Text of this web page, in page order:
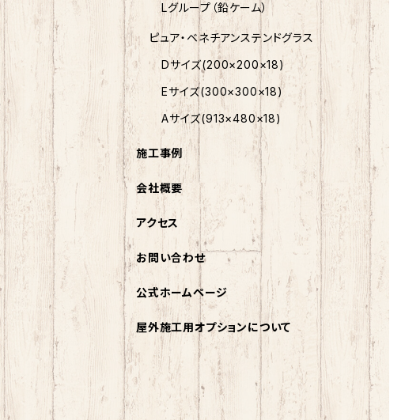
Lグループ（鉛ケーム）
ピュア・ベネチアンステンドグラス
Dサイズ(200×200×18)
Eサイズ(300×300×18)
Aサイズ(913×480×18)
施工事例
会社概要
アクセス
お問い合わせ
公式ホームページ
屋外施工用オプションについて